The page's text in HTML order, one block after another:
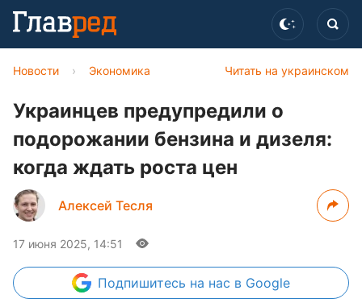
Читать на украинском
Новости › Экономика
Украинцев предупредили о
подорожании бензина и дизеля:
когда ждать роста цен
Алексей Тесля
17 июня 2025, 14:51
Подпишитесь на нас в Google